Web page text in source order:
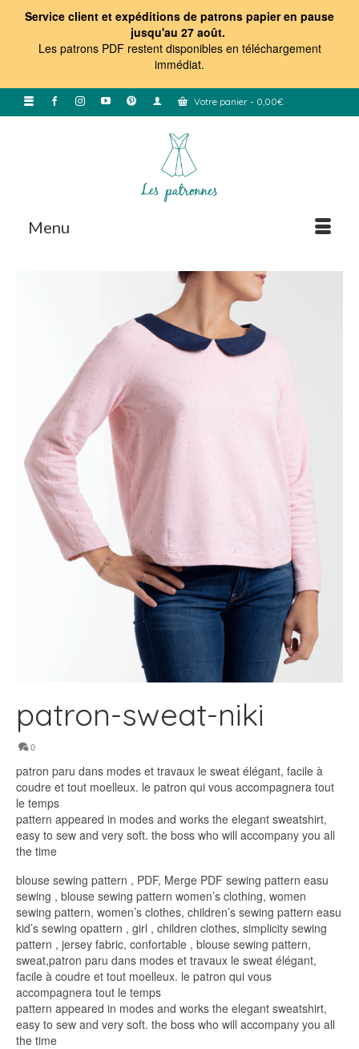
Service client et expéditions de patrons papier en pause
jusqu'au 27 août.
Les patrons PDF restent disponibles en téléchargement
immédiat.
Votre panier - 0,00€
Menu
patron-sweat-niki
0
patron paru dans modes et travaux le sweat élégant, facile à
coudre et tout moelleux. le patron qui vous accompagnera tout
le temps
pattern appeared in modes and works the elegant sweatshirt,
easy to sew and very soft. the boss who will accompany you all
the time
blouse sewing pattern , PDF, Merge PDF sewing pattern easu
sewing , blouse sewing pattern women’s clothing, women
sewing pattern, women’s clothes, children’s sewing pattern easu
kid’s sewing opattern , girl , children clothes, simplicity sewing
pattern , jersey fabric, confortable , blouse sewing pattern,
sweat,patron paru dans modes et travaux le sweat élégant,
facile à coudre et tout moelleux. le patron qui vous
accompagnera tout le temps
pattern appeared in modes and works the elegant sweatshirt,
easy to sew and very soft. the boss who will accompany you all
the time